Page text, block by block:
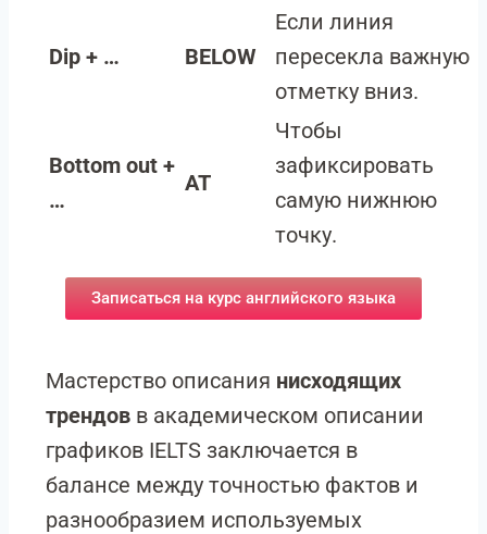
Dip + … BELOW
Если линия
пересекла важную
отметку вниз.
Bottom out +
…
AT
Чтобы
зафиксировать
самую нижнюю
точку.
Записаться на курс английского языка
Мастерство описания нисходящих
трендов в академическом описании
графиков IELTS заключается в
балансе между точностью фактов и
разнообразием используемых